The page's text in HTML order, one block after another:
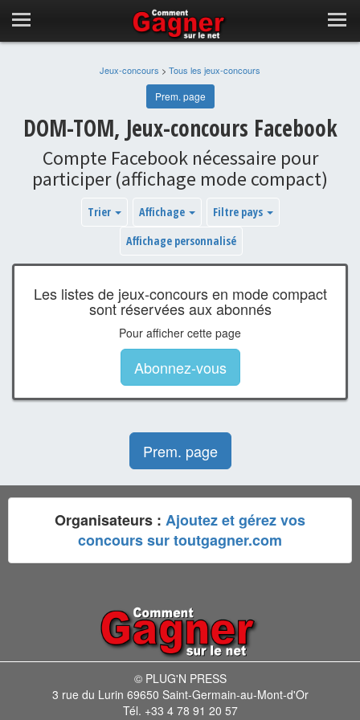
Jeux-concours > Tous les jeux-concours
Prem. page
DOM-TOM, Jeux-concours Facebook
Compte Facebook nécessaire pour
participer (affichage mode compact)
Trier Affichage
Filtre pays
Affichage personnalisé
Les listes de jeux-concours en mode compact
sont réservées aux abonnés
Pour afficher cette page
Abonnez-vous
Prem. page
Organisateurs : Ajoutez et gérez vos
concours sur toutgagner.com
© PLUG'N PRESS
3 rue du Lurin 69650 Saint-Germain-au-Mont-d'Or
Tél. +33 4 78 91 20 57